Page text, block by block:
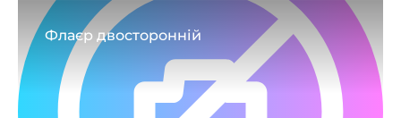
Флаєр двосторонній